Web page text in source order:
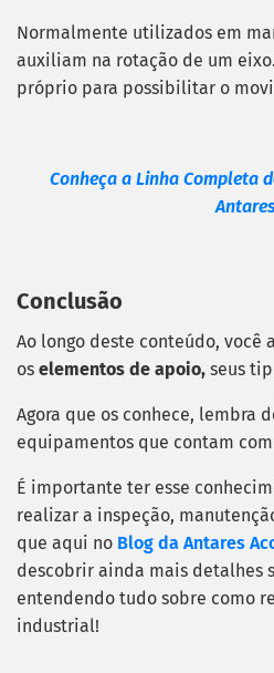
Normalmente utilizados em
auxiliam na rotação de um
próprio para possibilitar o
Conheça a Linha Completa
Conclusão
Ao longo deste conteúdo, você
os elementos de apoio, seus
Agora que os conhece, lembra
equipamentos que contam
É importante ter esse
realizar a inspeção,
que aqui no Blog da Antares
descobrir ainda mais detalhes
entendendo tudo sobre como
industrial!